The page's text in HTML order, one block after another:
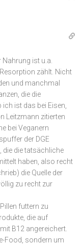
ist u.a.
zählt. Nicht
und manchmal
die die
ist das bei Eisen,
Leitzmann zitierten
bei Veganern
der DGE
die die tatsächliche
haben, also recht
die Quelle der
zu recht zur
futtern zu
die auf
B12 angereichert.
Food, sondern um